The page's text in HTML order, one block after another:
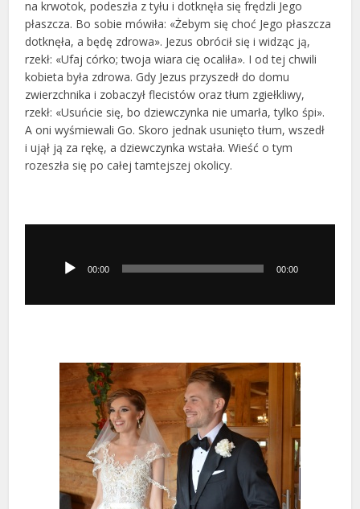
na krwotok, podeszła z tyłu i dotknęła się frędzli Jego
płaszcza. Bo sobie mówiła: «Żebym się choć Jego płaszcza
dotknęła, a będę zdrowa». Jezus obrócił się i widząc ją,
rzekł: «Ufaj córko; twoja wiara cię ocaliła». I od tej chwili
kobieta była zdrowa. Gdy Jezus przyszedł do domu
zwierzchnika i zobaczył flecistów oraz tłum zgiełkliwy,
rzekł: «Usuńcie się, bo dziewczynka nie umarła, tylko śpi».
A oni wyśmiewali Go. Skoro jednak usunięto tłum, wszedł
i ujął ją za rękę, a dziewczynka wstała. Wieść o tym
rozeszła się po całej tamtejszej okolicy.
dźwiękowych00:00 00:00